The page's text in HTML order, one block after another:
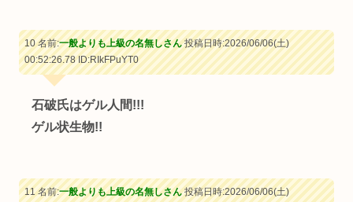
10 名前:一般よりも上級の名無しさん投稿日時:2026/06/06(土)
00:52:26.78ID:RIkFPuYT0
石破氏はゲル人間!!!
ゲル状生物!!
11 名前:一般よりも上級の名無しさん投稿日時:2026/06/06(土)